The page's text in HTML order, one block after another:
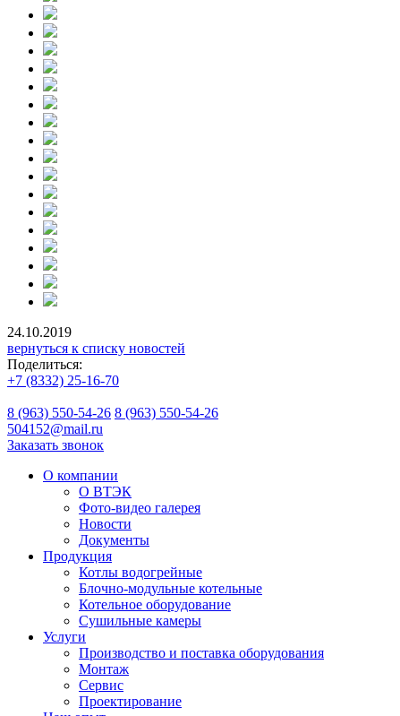
24.10.2019
вернуться к списку новостей
Поделиться:
+7 (8332) 25-16-70
8 (963) 550-54-26 8 (963) 550-54-26
504152@mail.ru
Заказать звонок
О компании
О ВТЭК
Фото-видео галерея
Новости
Документы
Продукция
Котлы водогрейные
Блочно-модульные котельные
Котельное оборудование
Сушильные камеры
Услуги
Производство и поставка оборудования
Монтаж
Сервис
Проектирование